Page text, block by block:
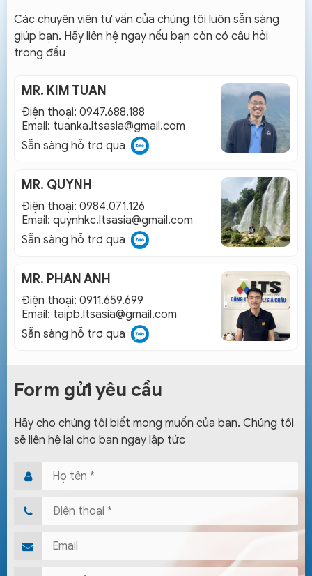
Các chuyên viên tư vấn của chúng tôi luôn sẵn sàng
giúp bạn. Hãy liên hệ ngay nếu bạn còn có câu hỏi
trong đầu
MR. KIM TUAN
Điện thoại: 0947.688.188
Email: tuanka.ltsasia@gmail.com
Sẵn sàng hỗ trợ qua
MR. QUYNH
Điện thoại: 0984.071.126
Email: quynhkc.ltsasia@gmail.com
Sẵn sàng hỗ trợ qua
MR. PHAN ANH
Điện thoại: 0911.659.699
Email: taipb.ltsasia@gmail.com
Sẵn sàng hỗ trợ qua
Form gửi yêu cầu
Hãy cho chúng tôi biết mong muốn của bạn. Chúng tôi
sẽ liên hệ lại cho bạn ngay lập tức